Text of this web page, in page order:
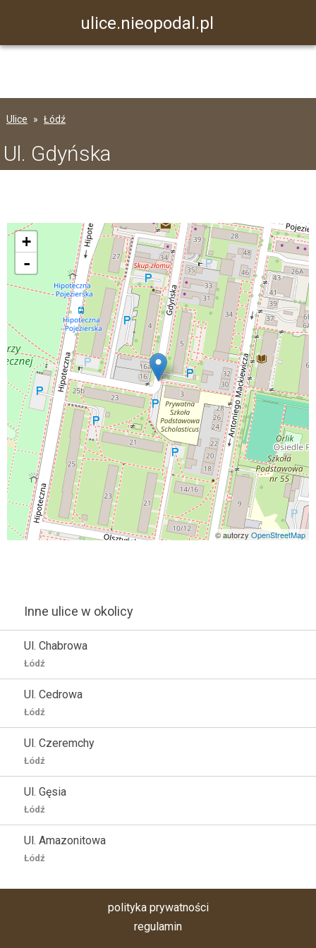
ulice.nieopodal.pl
Ulice Łódź
Ul. Gdyńska
+
-
© autorzy OpenStreetMap
Inne ulice w okolicy
Ul. Chabrowa
Łódź
Ul. Cedrowa
Łódź
Ul. Czeremchy
Łódź
Ul. Gęsia
Łódź
Ul. Amazonitowa
Łódź
polityka prywatności
regulamin